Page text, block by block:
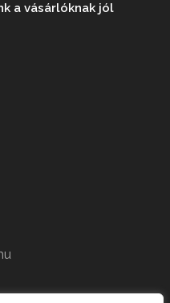
a vásárlóknak jól